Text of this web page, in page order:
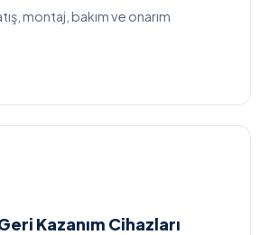
montaj, bakım ve onarım
Kazanım Cihazları